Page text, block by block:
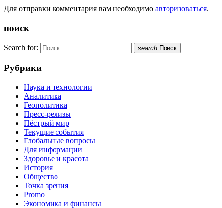
Для отправки комментария вам необходимо авторизоваться.
поиск
Search for: search Поиск
Рубрики
Наука и технологии
Аналитика
Геополитика
Пресс-релизы
Пёстрый мир
Текущие события
Глобальные вопросы
Для информации
Здоровье и красота
История
Общество
Точка зрения
Promo
Экономика и финансы